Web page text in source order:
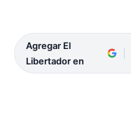
Agregar El
Libertador en